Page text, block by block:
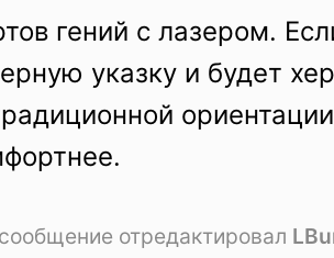
гений с лазером.
указку и будет
отредактировал